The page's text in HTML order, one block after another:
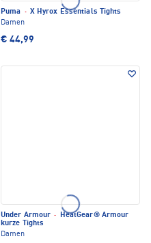
Puma · X Hyrox Essentials Tights
Damen
€ 44,99
Under Armour ·
HeatGear® Armour
kurze Tights
Damen